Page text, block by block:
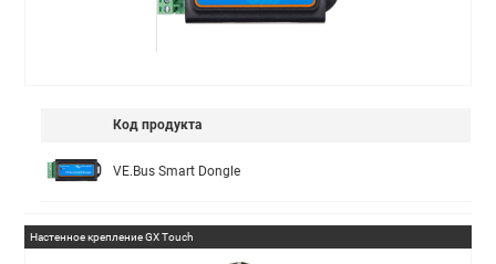
Код продукта
VE.Bus Smart Dongle
Настенное крепление GX Touch